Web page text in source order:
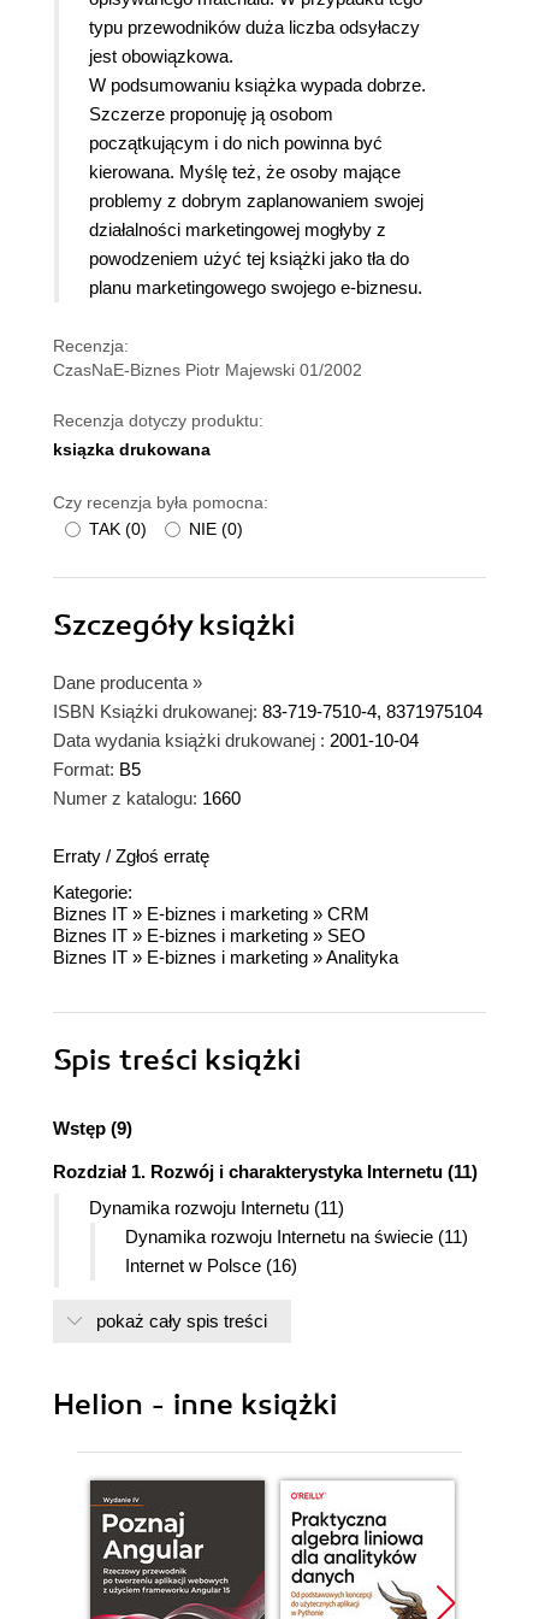
typu przewodników duża liczba odsyłaczy
jest obowiązkowa.
W podsumowaniu książka wypada dobrze.
Szczerze proponuję ją osobom
początkującym i do nich powinna być
kierowana. Myślę też, że osoby mające
problemy z dobrym zaplanowaniem swojej
działalności marketingowej mogłyby z
powodzeniem użyć tej książki jako tła do
planu marketingowego swojego e-biznesu.
Recenzja:
CzasNaE-Biznes Piotr Majewski 01/2002
Recenzja dotyczy produktu:
ksiązka drukowana
Czy recenzja była pomocna:
TAK (0) NIE (0)
Szczegółyksiążki
Dane producenta »
ISBN Książki drukowanej: 83-719-7510-4, 8371975104
Data wydania książki drukowanej : 2001-10-04
Format: B5
Numer z katalogu: 1660
Erraty / Zgłoś erratę
Kategorie:
Biznes IT » E-biznes i marketing » CRM
Biznes IT » E-biznes i marketing » SEO
Biznes IT » E-biznes i marketing »Analityka
Spis treści książki
Wstęp (9)
Rozdział 1. Rozwój i charakterystyka Internetu (11)
Dynamika rozwoju Internetu (11)
Dynamika rozwoju Internetu na świecie (11)
Internet w Polsce (16)
Interaktywność (18)
Techniczne zalety Internetu (21)
Charakterystyka audytorium Internetu (22)
Struktura społeczno-ekonomiczna
użytkowników Internetu (23)
Struktura demograficzna (25)
Struktura psychograficzna (28)
pokaż cały spis treści
Helion - inne książki